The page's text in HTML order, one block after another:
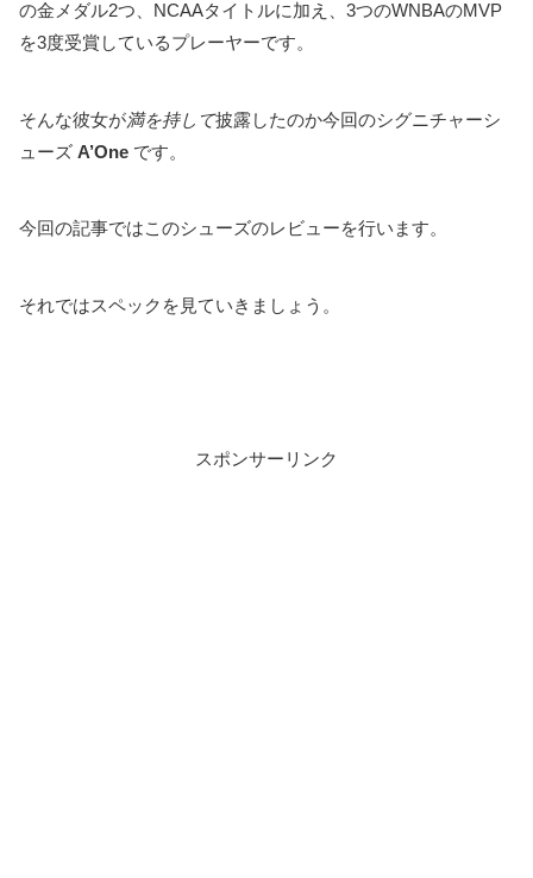
の金メダル2つ、NCAAタイトルに加え、3つのWNBAのMVP
を3度受賞しているプレーヤーです。
そんな彼女が満を持して披露したのか今回のシグニチャーシ
ューズ A’One です。
今回の記事ではこのシューズのレビューを行います。
それではスペックを見ていきましょう。
スポンサーリンク